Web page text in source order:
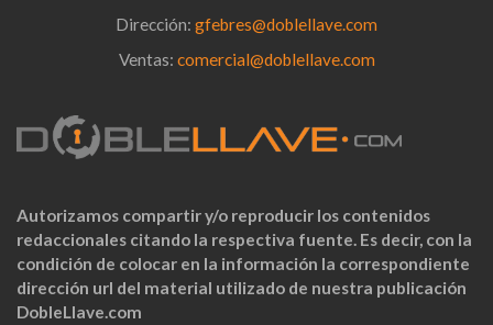
Dirección: gfebres@doblellave.com
Ventas: comercial@doblellave.com
Autorizamos compartir y/o reproducir los contenidos
redaccionales citando la respectiva fuente. Es decir, con la
condición de colocar en la información la correspondiente
dirección url del material utilizado de nuestra publicación
DobleLlave.com